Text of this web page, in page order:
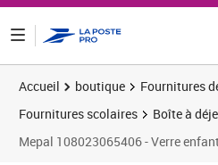
Accueil boutique
Fournitures
Fournitures scolaires
Boîte à
Mepal 108023065406 - Verre